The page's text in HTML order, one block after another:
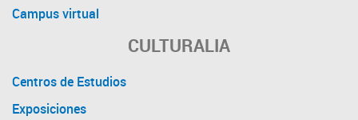
Campus virtual
CULTURALIA
Centros de Estudios
Exposiciones